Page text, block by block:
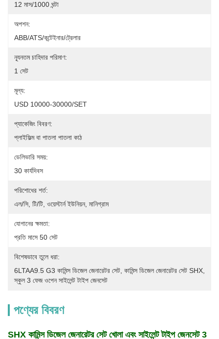
12 মাস/1000 ঘন্টা
অপশন:
ABB/ATS/কন্টেইনার/ট্রেলার
ন্যূনতম চাহিদার পরিমাণ:
1 সেট
মূল্য:
USD 10000-30000/SET
প্যাকেজিং বিবরণ:
প্লাইফিল্ম বা পাতলা পাতলা কাঠ
ডেলিভারি সময়:
30 কার্যদিবস
পরিশোধের শর্ত:
এল/সি, টি/টি, ওয়েস্টার্ন ইউনিয়ন, মানিগ্রাম
যোগানের ক্ষমতা:
প্রতি মাসে 50 সেট
বিশেষভাবে তুলে ধরা:
6LTAA9.5 G3 কামিন্স ডিজেল জেনারেটর সেট কামিন্স ডিজেল জেনারেটর সেট SHX
স্কুল 3 ফেজ ওপেন সাইলেন্ট টাইপ জেনসেট
পণ্যের বিবরণ
SHX কামিন্স ডিজেল জেনারেটর সেট খোলা এবং সাইলেন্ট টাইপ জেনসেট 3